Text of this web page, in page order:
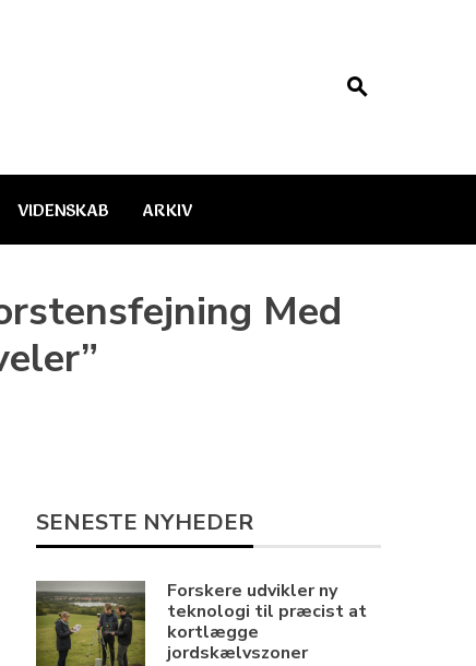
VIDENSKAB ARKIV
Med
SENESTE NYHEDER
Forskere udvikler ny
teknologi til præcist at
kortlægge
jordskælvszoner